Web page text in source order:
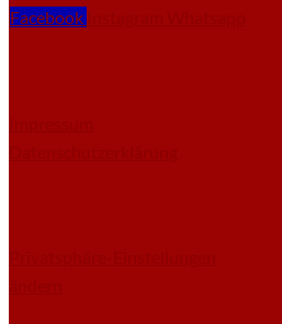
Facebook